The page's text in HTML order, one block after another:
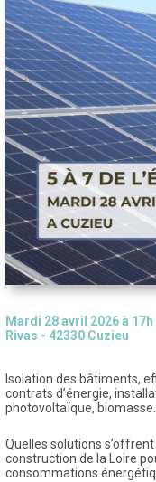
Mardi 28 avril 2026 à
Rivas - 42330 Cuzieu
Isolation des bâtiments,
contrats d’énergie,
photovoltaïque,
Quelles solutions
construction de la Loire
consommations